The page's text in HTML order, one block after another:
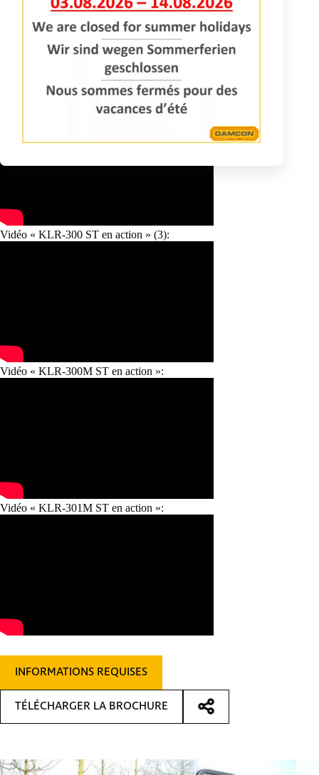
Vidéo « KLR-300 ST en action » (2):
Vidéo « KLR-300 ST en action » (3):
Vidéo « KLR-300M ST en action »:
Vidéo « KLR-301M ST en action »:
INFORMATIONS REQUISES
TÉLÉCHARGER LA BROCHURE